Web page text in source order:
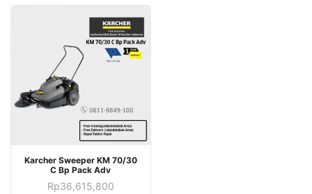
Karcher Sweeper KM 70/30
C Bp Pack Adv
Rp36,615,800